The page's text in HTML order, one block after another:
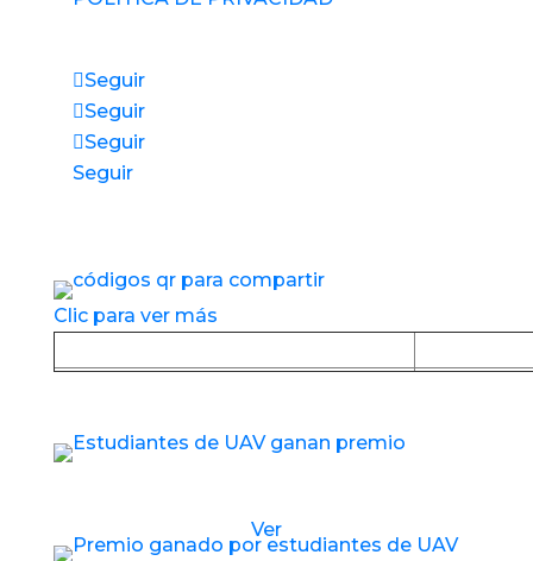
Seguir
Seguir
Seguir
Seguir
Clic para ver más
Ver